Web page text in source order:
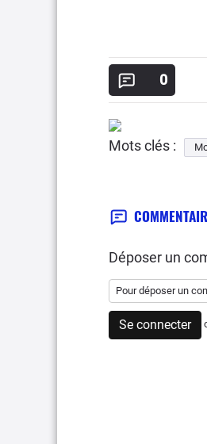
0
Mots clés :
Déposer un
Pour déposer un
Se connecter